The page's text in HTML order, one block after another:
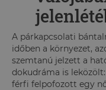
A párkapcsolati
időben a környezet,
szemtanú jelzett a
dokudráma is
férfi felpofozott egy